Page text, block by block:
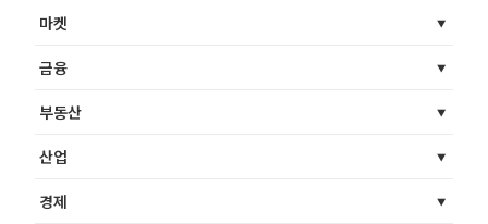
마켓
금융
부동산
산업
경제